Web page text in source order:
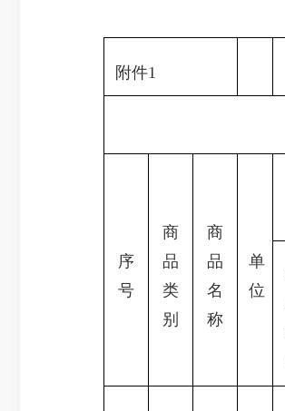
附件1
序
号
商
品
类
别
商
品
名
称
单
位